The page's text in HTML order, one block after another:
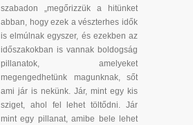
szabadon „megőrizzük a hitünket
abban, hogy ezek a vészterhes idők
is elmúlnak egyszer, és ezekben az
időszakokban is vannak boldogság
pillanatok, amelyeket
megengedhetünk magunknak, sőt
ami jár is nekünk. Jár, mint egy kis
sziget, ahol fel lehet töltődni. Jár
mint egy pillanat, amibe bele lehet